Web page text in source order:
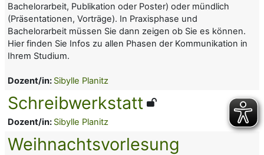
Bachelorarbeit, Publikation oder Poster) oder mündlich
(Präsentationen, Vorträge). In Praxisphase und
Bachelorarbeit müssen Sie dann zeigen ob Sie es können.
Hier finden Sie Infos zu allen Phasen der Kommunikation in
Ihrem Studium.
Dozent/in: Sibylle Planitz
Schreibwerkstatt
Dozent/in: Sibylle Planitz
Weihnachtsvorlesung